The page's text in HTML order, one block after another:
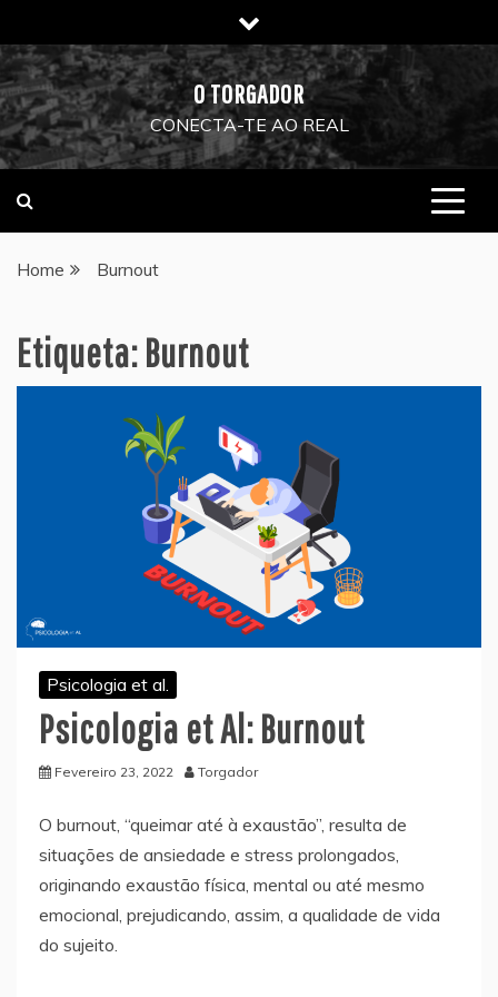
to
content
O TORGADOR
CONECTA-TE AO REAL
Home Burnout
Etiqueta:Burnout
Psicologia et al.
Psicologia et Al: Burnout
Fevereiro 23, 2022 Torgador
O burnout, “queimar até à exaustão”, resulta de
situações de ansiedade e stress prolongados,
originando exaustão física, mental ou até mesmo
emocional, prejudicando, assim, a qualidade de vida
do sujeito.